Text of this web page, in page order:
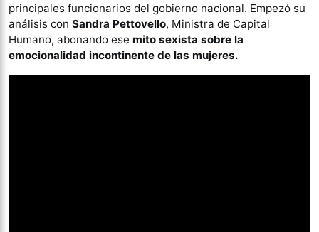
principales funcionarios del gobierno nacional. Empezó su
análisis con Sandra Pettovello, Ministra de Capital
Humano, abonando ese mito sexista sobre la
emocionalidad incontinente de las mujeres.